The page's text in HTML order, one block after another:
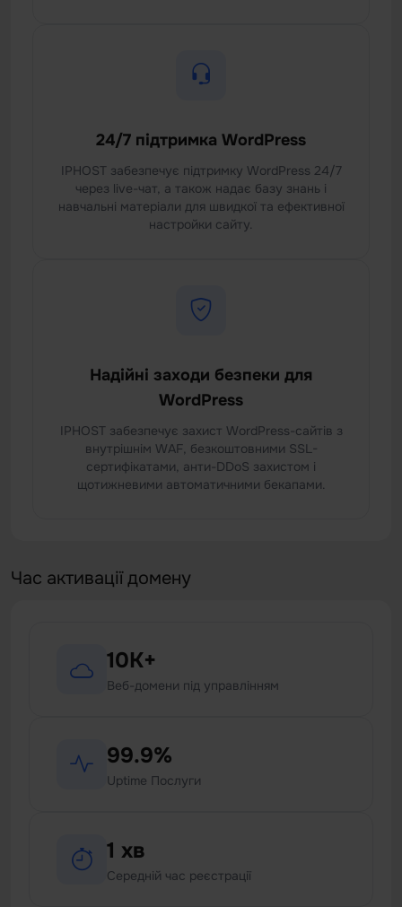
24/7 підтримка WordPress
IPHOST забезпечує підтримку WordPress 24/7
через live-чат, а також надає базу знань і
навчальні матеріали для швидкої та ефективної
настройки сайту.
Надійні заходи безпеки для
WordPress
IPHOST забезпечує захист WordPress-сайтів з
внутрішнім WAF, безкоштовними SSL-
сертифікатами, анти-DDoS захистом і
щотижневими автоматичними бекапами.
Час активації домену
10K+
Веб-домени під управлінням
99.9%
Uptime Послуги
1 хв
Середній час реєстрації